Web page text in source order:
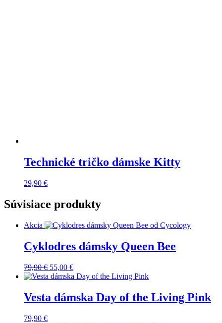
Technické tričko dámske Kitty
29,90 €
Súvisiace produkty
Akcia
Cyklodres dámsky Queen Bee
79,90€ Pôvodná
cena
79,90 €.
55,00 €Aktuálna
cena
55,00 €.
Vesta dámska Day of the Living Pink
79,90 €